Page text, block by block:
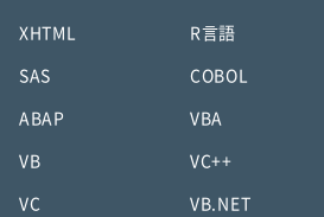
XHTML R言語
SAS COBOL
ABAP VBA
VB VC++
VC VB.NET